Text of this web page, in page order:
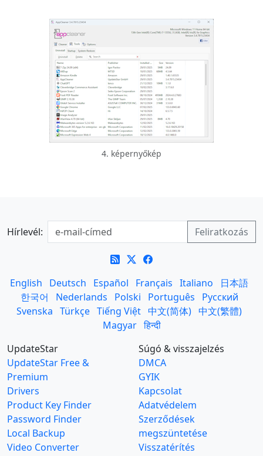
4. képernyőkép
Hírlevél:
English Deutsch Español Français Italiano
日本語
한국어
Nederlands Polski Português
Русский
Svenska Türkçe Tiếng Việt 中文(简体) 中文(繁體)
Magyar हिन्दी
UpdateStar
UpdateStar Free &
Premium
Drivers
Product Key Finder
Password Finder
Local Backup
Video Converter
Súgó & visszajelzés
DMCA
GYIK
Kapcsolat
Adatvédelem
Szerződések
megszüntetése
Visszatérítés